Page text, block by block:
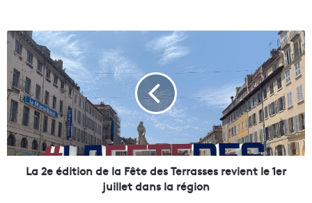
L
e
é
d
i
t
i
La 2e édition de la Fête des Terrasses revient le 1er
juillet dans la région